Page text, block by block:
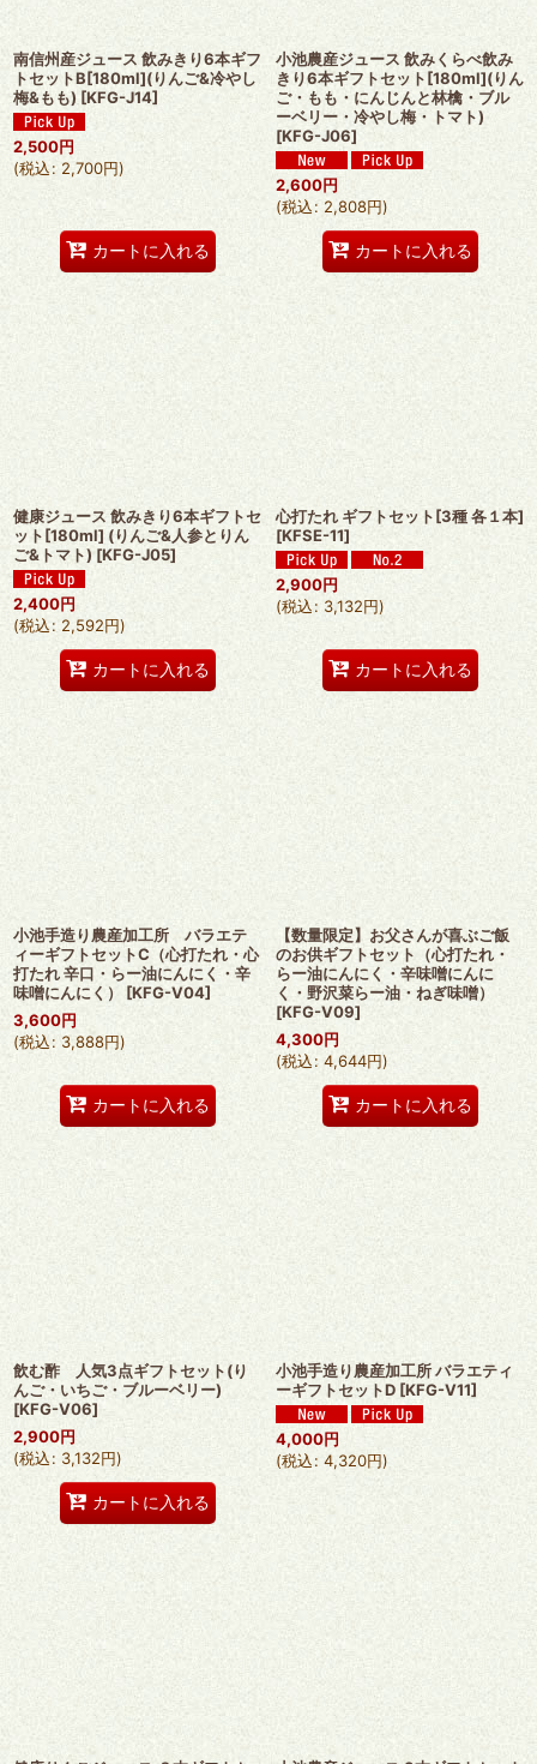
南信州産ジュース 飲みきり6本ギフ
トセットB[180ml](りんご&冷やし
梅&もも) [KFG-J14]
2,500円
(税込: 2,700円)
カートに入れる
小池農産ジュース 飲みくらべ飲み
きり6本ギフトセット[180ml](りん
ご・もも・にんじんと林檎・ブル
ーベリー・冷やし梅・トマト)
[KFG-J06]
2,600円
(税込: 2,808円)
カートに入れる
健康ジュース 飲みきり6本ギフトセ
ット[180ml] (りんご&人参とりん
ご&トマト) [KFG-J05]
2,400円
(税込: 2,592円)
カートに入れる
心打たれ ギフトセット[3種 各１本]
[KFSE-11]
2,900円
(税込: 3,132円)
カートに入れる
小池手造り農産加工所 バラエテ
ィーギフトセットC（心打たれ・心
打たれ 辛口・らー油にんにく・辛
味噌にんにく）
[KFG-V04]
3,600円
(税込: 3,888円)
カートに入れる
【数量限定】お父さんが喜ぶご飯
のお供ギフトセット（心打たれ・
らー油にんにく・辛味噌にんに
く・野沢菜らー油・ねぎ味噌）
[KFG-V09]
4,300円
(税込: 4,644円)
カートに入れる
飲む酢 人気3点ギフトセット(り
んご・いちご・ブルーベリー)
[KFG-V06]
2,900円
(税込: 3,132円)
カートに入れる
小池手造り農産加工所 バラエティ
ーギフトセットD [KFG-V11]
4,000円
(税込: 4,320円)